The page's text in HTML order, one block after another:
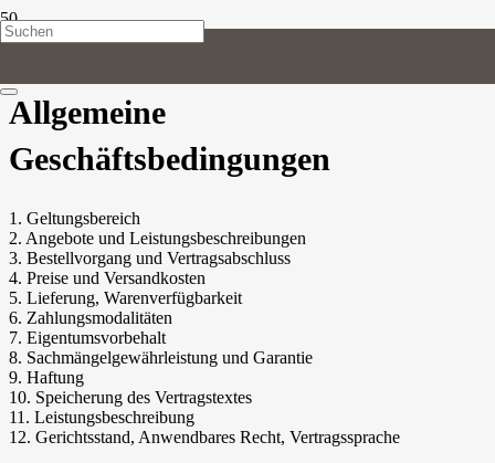
LUG
Allgemeine
Geschäftsbedingungen
1. Geltungsbereich
2. Angebote und Leistungsbeschreibungen
3. Bestellvorgang und Vertragsabschluss
4. Preise und Versandkosten
5. Lieferung, Warenverfügbarkeit
6. Zahlungsmodalitäten
7. Eigentumsvorbehalt
8. Sachmängelgewährleistung und Garantie
9. Haftung
10. Speicherung des Vertragstextes
11. Leistungsbeschreibung
12. Gerichtsstand, Anwendbares Recht, Vertragssprache